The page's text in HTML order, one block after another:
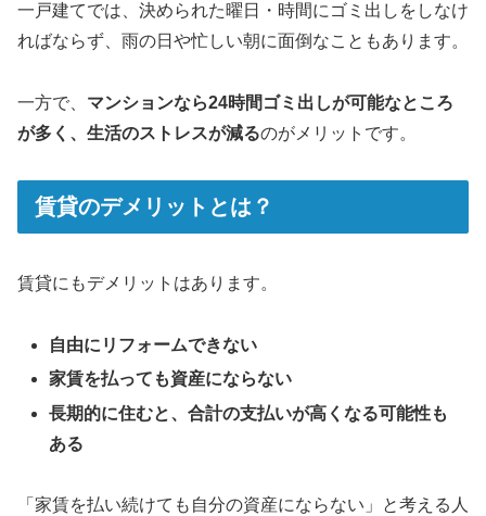
一戸建てでは、決められた曜日・時間にゴミ出しをしなけ
ればならず、雨の日や忙しい朝に面倒なこともあります。
一方で、 マンションなら24時間ゴミ出しが可能なところ
が多く、生活のストレスが減るのがメリットです。
賃貸のデメリットとは？
賃貸にもデメリットはあります。
自由にリフォームできない
家賃を払っても資産にならない
長期的に住むと、合計の支払いが高くなる可能性も
ある
「家賃を払い続けても自分の資産にならない」と考える人